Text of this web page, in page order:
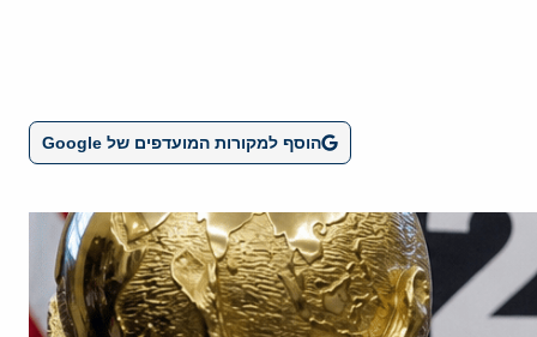
הוסף למקורות המועדפים של Google